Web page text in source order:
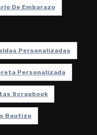
De Embarazo
Personalizadas
Personalizada
Scrapbook
Bautizo